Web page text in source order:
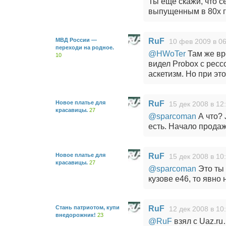
выпущенным в 80х
МВД России —
переходи на родное.
10
RuF 10 фев 2009 в
@HWoTerТам же
видел Probox с
аскетизм. Но при
Новое платье для
красавицы. 27
RuF 15 дек 2008 в
@sparcoman А что?
есть. Начало
Новое платье для
красавицы. 27
RuF 15 дек 2008 в
@sparcoman Это ты
кузове e46, то
Стань патриотом, купи
внедорожник! 23
RuF 12 дек 2008 в
@RuFвзял с